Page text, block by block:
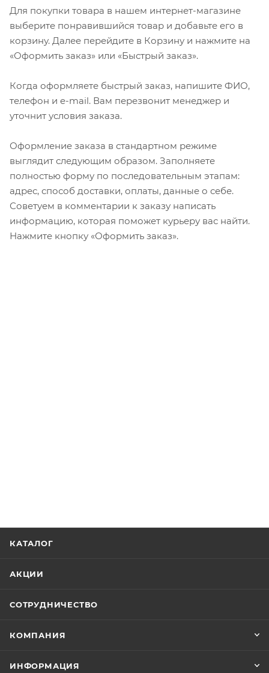
Для покупки товара в нашем интернет-магазине
выберите понравившийся товар и добавьте его в
корзину. Далее перейдите в Корзину и нажмите на
«Оформить заказ» или «Быстрый заказ».
Когда оформляете быстрый заказ, напишите ФИО,
телефон и e-mail. Вам перезвонит менеджер и
уточнит условия заказа.
Оформление заказа в стандартном режиме
выглядит следующим образом. Заполняете
полностью форму по последовательным этапам:
адрес, способ доставки, оплаты, данные о себе.
Советуем в комментарии к заказу написать
информацию, которая поможет курьеру вас найти.
Нажмите кнопку «Оформить заказ».
КАТАЛОГ
АКЦИИ
СОТРУДНИЧЕСТВО
КОМПАНИЯ
ИНФОРМАЦИЯ